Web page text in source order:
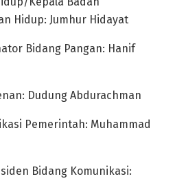
Hidup: Jumhur Hidayat
Bidang Pangan: Hanif
Dudung Abdurachman
Pemerintah: Muhammad
Bidang Komunikasi: